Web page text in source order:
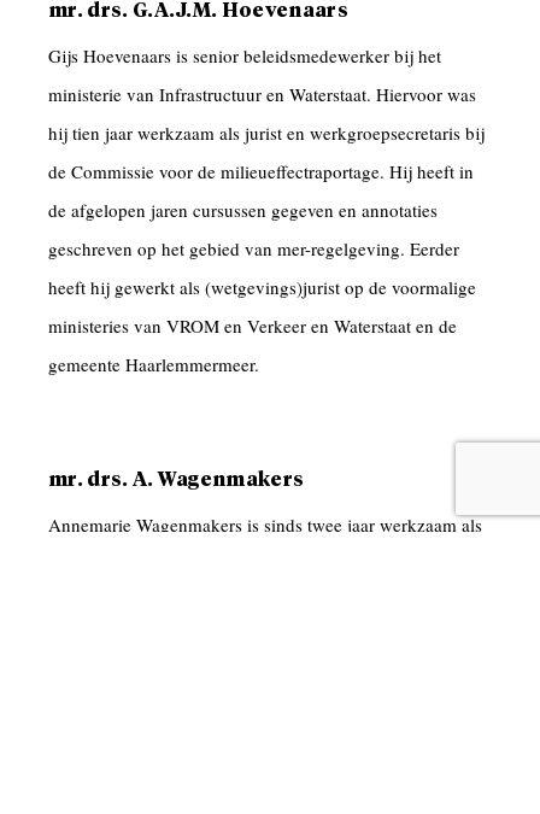
mr. drs. G.A.J.M. Hoevenaars
Gijs Hoevenaars is senior beleidsmedewerker bij het
ministerie van Infrastructuur en Waterstaat. Hiervoor was
hij tien jaar werkzaam als jurist en werkgroepsecretaris bij
de Commissie voor de milieueffectraportage. Hij heeft in
de afgelopen jaren cursussen gegeven en annotaties
geschreven op het gebied van mer-regelgeving. Eerder
heeft hij gewerkt als (wetgevings)jurist op de voormalige
ministeries van VROM en Verkeer en Waterstaat en de
gemeente Haarlemmermeer.
mr. drs. A. Wagenmakers
Annemarie Wagenmakers is sinds twee jaar werkzaam als